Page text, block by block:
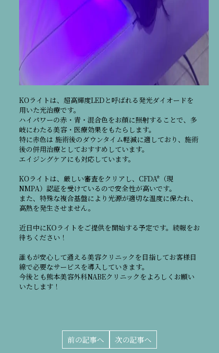
KOライトは、超高輝度LEDと呼ばれる発光ダイオードを
用いた光治療です。
ハイパワーの赤・青・混合色をお顔に照射することで、多
岐にわたる美容・医療効果をもたらします。
特に赤色は 施術後のダウンタイム軽減に適しており、施術
後の併用治療としておすすめしています。
エイジングケアにも対応しています。
KOライトは、厳しい審査をクリアし、CFDA*（現
NMPA）認証を受けているので安全性が高いです。
また、特殊な複合基盤により光源が適切な温度に保たれ、
高熱を発生させません。
近日中にKOライトをご提供を開始する予定です。続報をお
待ちください！
誰もが安心して通える美容クリニックを目指してお客様目
線で必要なサービスを導入していきます。
今後とも熊本美容外科NABEクリニックをよろしくお願い
いたします！
前の記事へ 次の記事へ